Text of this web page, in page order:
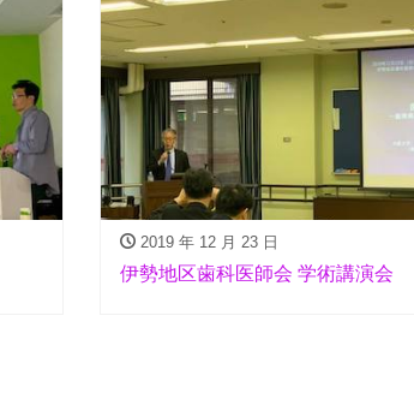
2019 年 12 月 23 日
伊勢地区歯科医師会 学術講演会